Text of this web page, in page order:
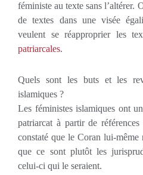
féministe au texte sans l’altérer.
de textes dans une visée
veulent se réapproprier les
patriarcales.
Quels sont les buts et les
islamiques ?
Les féministes islamiques ont
patriarcat à partir de
constaté que le Coran lui-même
que ce sont plutôt les
celui-ci qui le seraient.